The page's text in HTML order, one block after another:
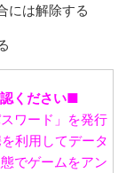
には解除する
ください■
ワード」を発行
利用してデータ
でゲームをアン